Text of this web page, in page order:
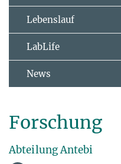
Lebenslauf
LabLife
News
Forschung
Abteilung Antebi